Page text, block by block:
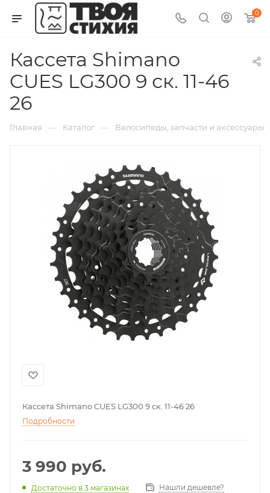
0
Кассета Shimano
CUES LG300 9 ск. 11-46
26
Главная — Каталог — Велосипеды, запчасти и аксессуары
Кассета Shimano CUES LG300 9 ск. 11-46 26
Подробности
3 990 руб.
Достаточно в 3 магазинах Нашли дешевле?